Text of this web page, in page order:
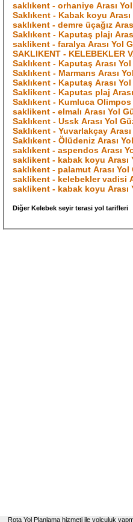
saklıkent - orhaniye Arası
Saklıkent - Kabak koyu
saklıkent - demre üçağız
Saklıkent - Kaputaş plajı
saklikent - faralya Arası Yol
SAKLIKENT - KELEBEKLER
Saklıkent - Kaputaş Arası
Saklıkent - Marmarıs Arası
Saklıkent - Kaputaş Arası
Saklikent - Kaputas plaj
Saklıkent - Kumluca Olimpos
saklikent - elmalı Arası Yol
Saklıkent - Ussk Arası Yol
Saklıkent - Yuvarlakçay
Saklıkent - Ölüdeniz Arası
saklıkent - aspendos Arası
saklikent - kabak koyu Arası
saklıkent - palamut Arası Yol
saklikent - kelebekler vadisi
saklikent - kabak koyu Arası
Diğer Kelebek seyir terasi yol tarifleri
Rota Yol Planlama hizmeti ile yolculuk